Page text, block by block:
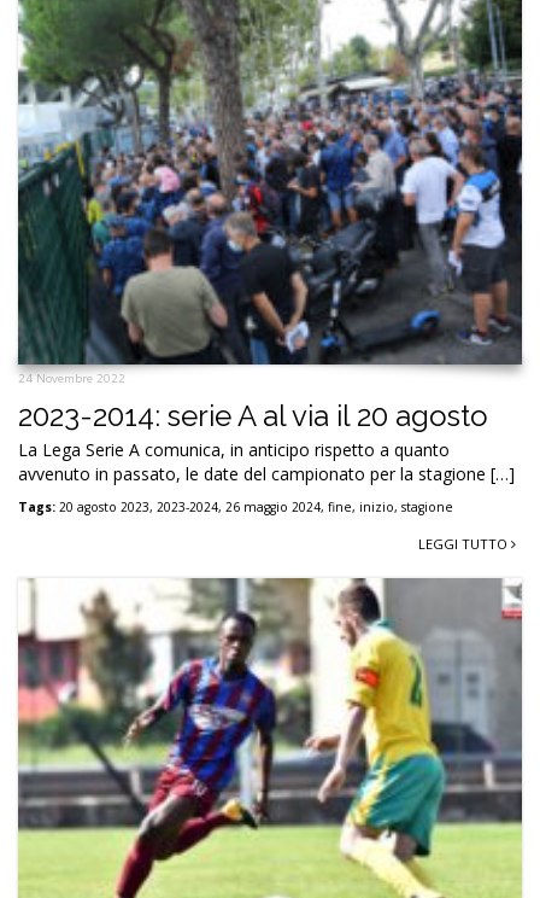
24 Novembre 2022
2023-2014: serie A al via il 20 agosto
La Lega Serie A comunica, in anticipo rispetto a quanto
avvenuto in passato, le date del campionato per la stagione […]
Tags: 20 agosto 2023, 2023-2024, 26 maggio 2024, fine, inizio, stagione
LEGGI TUTTO